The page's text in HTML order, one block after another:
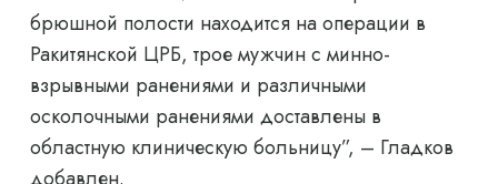
брюшной полости находится на операции в
Ракитянской ЦРБ, трое мужчин с минно-
взрывными ранениями и различными
осколочными ранениями доставлены в
областную клиническую больницу”, – Гладков